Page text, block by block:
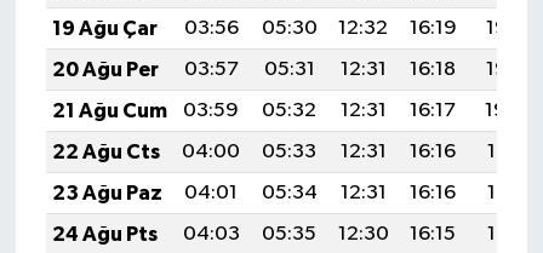
19 Ağu Çar
03:56 05:30 12:32 16:19
19:23
20 Ağu Per
03:57 05:31 12:31 16:18
19:22
21 Ağu Cum
03:59 05:32 12:31 16:17
19:20
22 Ağu Cts
04:00 05:33 12:31 16:16
19:19
23 Ağu Paz
04:01 05:34 12:31 16:16
19:17
24 Ağu Pts
04:03 05:35 12:30 16:15
19:16